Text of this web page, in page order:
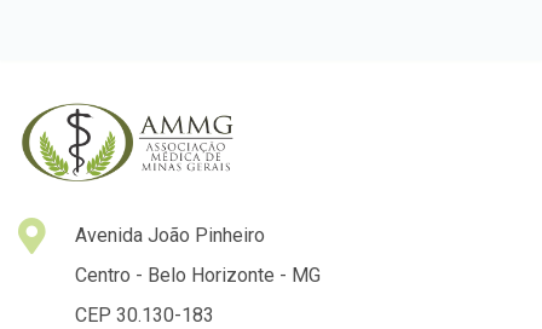
Avenida João Pinheiro
Centro - Belo Horizonte - MG
CEP 30.130-183